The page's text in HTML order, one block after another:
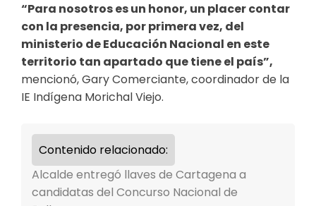
“Para nosotros es un honor, un placer contar
con la presencia, por primera vez, del
ministerio de Educación Nacional en este
territorio tan apartado que tiene el país”,
mencionó, Gary Comerciante, coordinador de la
IE Indígena Morichal Viejo.
Contenido relacionado:
Alcalde entregó llaves de Cartagena a
candidatas del Concurso Nacional de